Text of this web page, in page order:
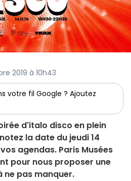
2019 à 10h43
votre fil Google ? Ajoutez
d'italo disco en plein
la date du jeudi 14
agendas. Paris Musées
pour nous proposer une
ne pas manquer.